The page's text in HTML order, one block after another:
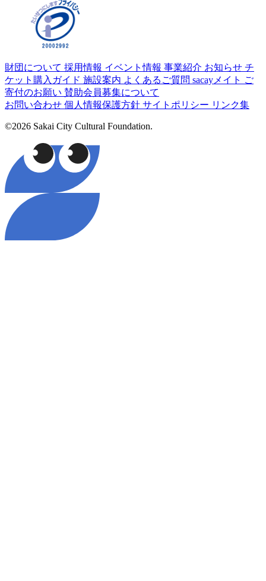
財団について 採用情報 イベント情報 事業紹介 お知らせ チ
ケット購入ガイド 施設案内 よくあるご質問 sacayメイト ご
寄付のお願い 賛助会員募集について
お問い合わせ 個人情報保護方針 サイトポリシー リンク集
©2026 Sakai City Cultural Foundation.